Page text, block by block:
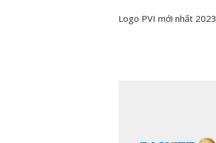
Logo PVI mới nhất 2023